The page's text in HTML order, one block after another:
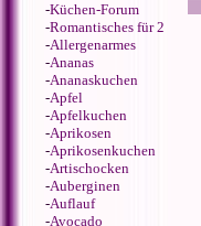
-Küchen-Forum
-Romantisches für 2
-Allergenarmes
-Ananas
-Ananaskuchen
-Apfel
-Apfelkuchen
-Aprikosen
-Aprikosenkuchen
-Artischocken
-Auberginen
-Auflauf
-Avocado